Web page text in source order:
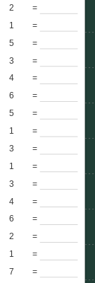
2 =
1 =
5 =
3 =
4 =
6 =
5 =
1 =
3 =
1 =
3 =
4 =
6 =
2 =
1 =
7 =